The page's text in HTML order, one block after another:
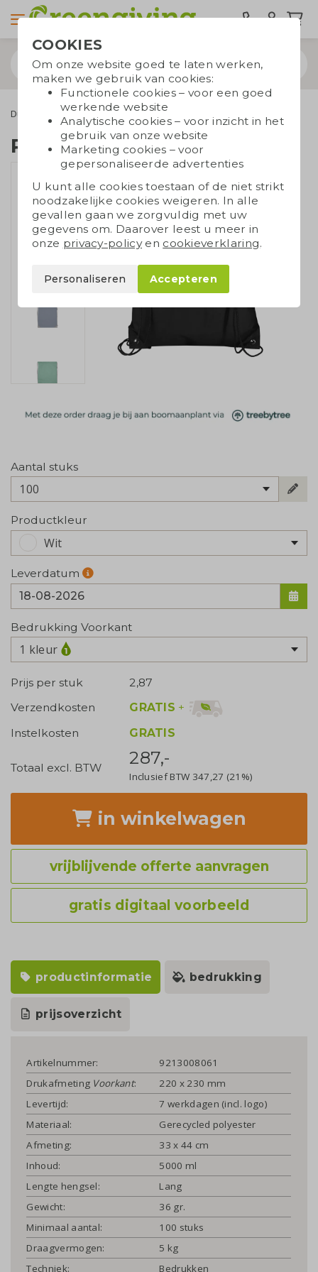
Duurzame tassen Rugzakken
Rugzak met koord
Aantal stuks
100
Productkleur
Wit
Leverdatum
Bedrukking Voorkant
1 kleur
Prijs per stuk
2,87
Verzendkosten
GRATIS +
Instelkosten
GRATIS
Totaal excl. BTW 287,-
Inclusief BTW 347,27 (21%)
in winkelwagen
vrijblijvende offerte aanvragen
gratis digitaal voorbeeld
productinformatie bedrukking
prijsoverzicht
Artikelnummer:
9213008061
Drukafmeting Voorkant:
220 x 230 mm
Levertijd:
7 werkdagen (incl. logo)
Materiaal:
Gerecycled polyester
Afmeting:
33 x 44 cm
Inhoud:
5000 ml
Lengte hengsel:
Lang
Gewicht:
36 gr.
Minimaal aantal:
100 stuks
Draagvermogen:
5 kg
Techniek:
Bedrukken
COOKIES
Om onze website goed te laten werken,
maken we gebruik van cookies:
Functionele cookies – voor een goed
werkende website
Analytische cookies – voor inzicht in het
gebruik van onze website
Marketing cookies – voor
gepersonaliseerde advertenties
U kunt alle cookies toestaan of de niet strikt
noodzakelijke cookies weigeren. In alle
gevallen gaan we zorgvuldig met uw
gegevens om. Daarover leest u meer in
onze privacy-policyen cookieverklaring.
Personaliseren Accepteren